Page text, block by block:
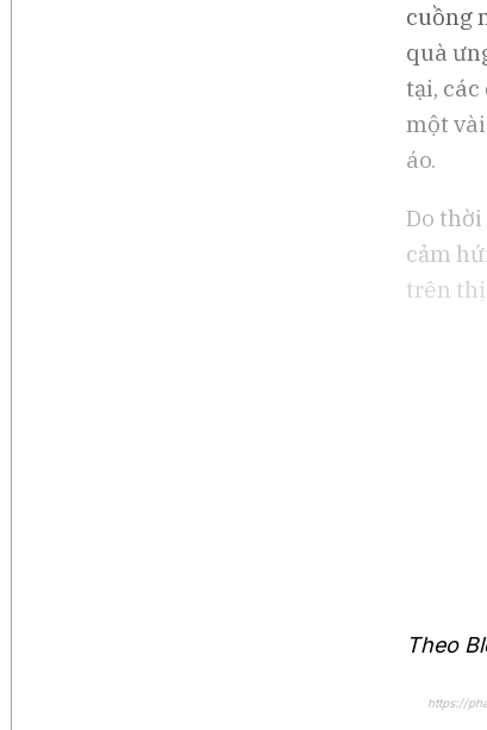
cuồng
quà
tại,
một
áo.
Do thời
cảm
trên thị
Theo
https://